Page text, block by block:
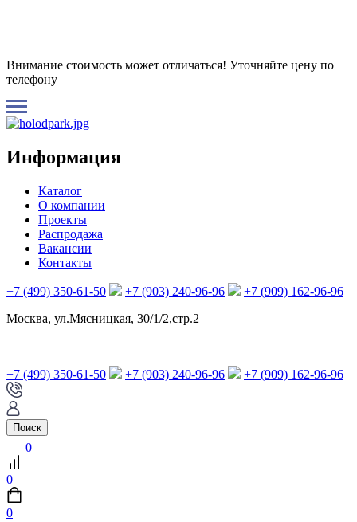
Внимание стоимость может отличаться! Уточняйте цену по
телефону
Информация
Каталог
О компании
Проекты
Распродажа
Вакансии
Контакты
+7 (499) 350-61-50 +7 (903) 240-96-96
+7 (909) 162-96-96
Москва, ул.Мясницкая, 30/1/2,стр.2
+7 (499) 350-61-50 +7 (903) 240-96-96 +7 (909) 162-96-96
Поиск
0
0
0